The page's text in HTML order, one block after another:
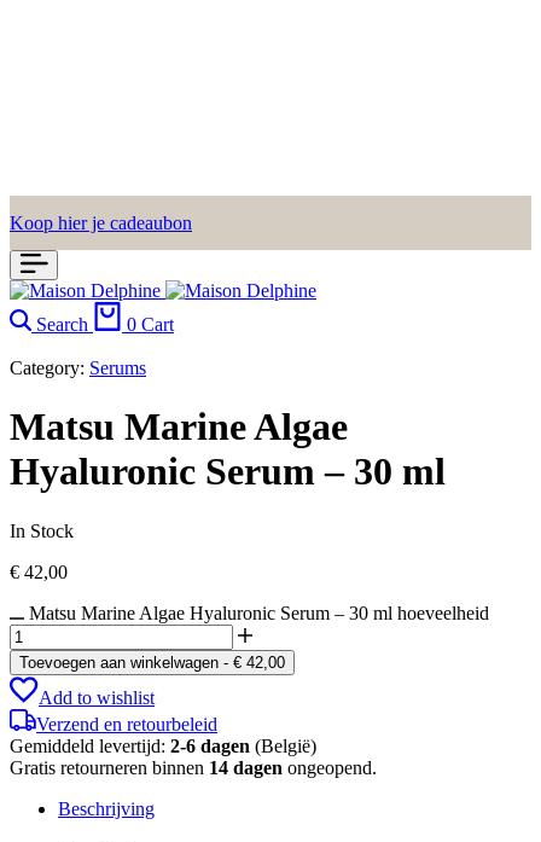
Koop hier je cadeaubon
Search 0 Cart
Category: Serums
Matsu Marine Algae
Hyaluronic Serum – 30 ml
In Stock
€ 42,00
Matsu Marine Algae Hyaluronic Serum – 30 ml hoeveelheid
Toevoegen aan winkelwagen - € 42,00
Add to wishlist
Verzend en retourbeleid
Gemiddeld levertijd: 2-6 dagen (België)
Gratis retourneren binnen 14 dagen ongeopend.
Beschrijving